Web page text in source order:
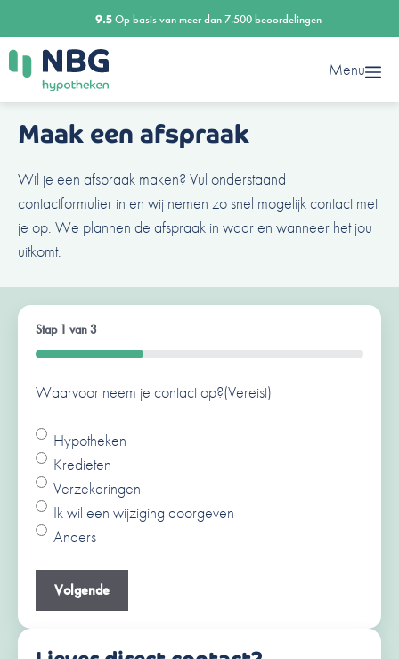
naar
de
inhoud
9.5Op basis van meer dan 7.500 beoordelingen
Menu
Maak een afspraak
Wil je een afspraak maken? Vul onderstaand
contactformulier in en wij nemen zo snel mogelijk contact met
je op. We plannen de afspraak in waar en wanneer het jou
uitkomt.
Stap 1 van3
33%
Waarvoor neem je contact op?(Vereist)
Hypotheken
Kredieten
Verzekeringen
Ik wil een wijziging doorgeven
Anders
Ben je al een klant van ons?(Vereist)
Ja
Nee
Naam(Vereist)
V
o
r
a
e
Je e-mailadres